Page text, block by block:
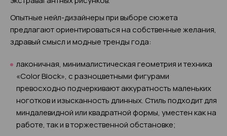
Опытные нейл-дизайнеры при выборе сюжета
предлагают ориентироваться на собственные желания,
здравый смысл и модные тренды года:
лаконичная, минималистическая геометрия и техника
«Color Block», с разноцветными фигурами
превосходно подчеркивают аккуратность маленьких
ноготков и изысканность длинных. Стиль подходит для
миндалевидной или квадратной формы, уместен как на
работе, так и в торжественной обстановке;